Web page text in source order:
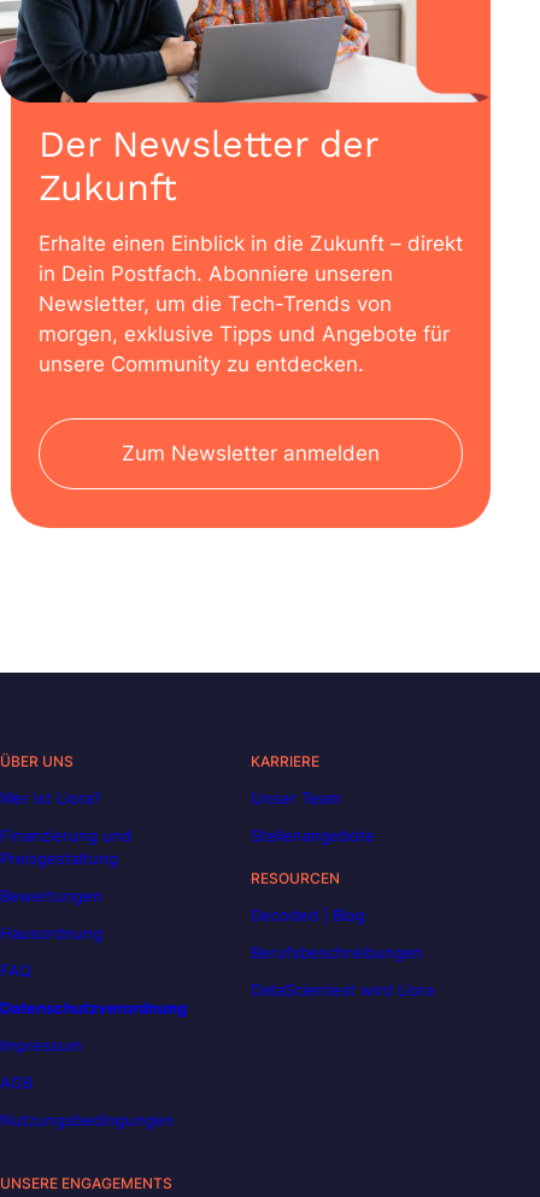
Der Newsletter der
Zukunft
Erhalte einen Einblick in die Zukunft – direkt
in Dein Postfach. Abonniere unseren
Newsletter, um die Tech-Trends von
morgen, exklusive Tipps und Angebote für
unsere Community zu entdecken.
Zum Newsletter anmelden
ÜBER UNS
Wer ist Liora?
Finanzierung und
Preisgestaltung
Bewertungen
Hausordnung
FAQ
Datenschutzverordnung
Impressum
AGB
Nutzungsbedingungen
KARRIERE
Unser Team
Stellenangebote
RESOURCEN
Decoded | Blog
Berufsbeschreibungen
DataScientest wird Liora
UNSERE ENGAGEMENTS